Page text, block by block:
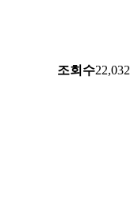
조회수22,032